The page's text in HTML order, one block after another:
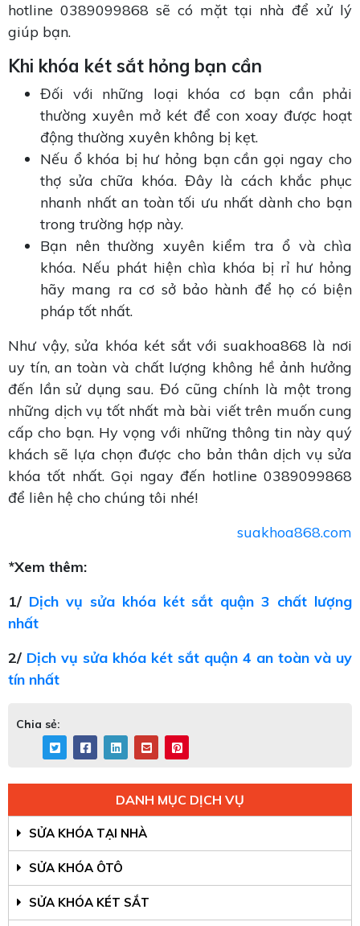
hotline 0389099868 sẽ có mặt tại nhà để xử lý
giúp bạn.
Khi khóa két sắt hỏng bạn cần
Đối với những loại khóa cơ bạn cần phải
thường xuyên mở két để con xoay được hoạt
động thường xuyên không bị kẹt.
Nếu ổ khóa bị hư hỏng bạn cần gọi ngay cho
thợ sửa chữa khóa. Đây là cách khắc phục
nhanh nhất an toàn tối ưu nhất dành cho bạn
trong trường hợp này.
Bạn nên thường xuyên kiểm tra ổ và chìa
khóa. Nếu phát hiện chìa khóa bị rỉ hư hỏng
hãy mang ra cơ sở bảo hành để họ có biện
pháp tốt nhất.
Như vậy, sửa khóa két sắt với suakhoa868 là nơi
uy tín, an toàn và chất lượng không hề ảnh hưởng
đến lần sử dụng sau. Đó cũng chính là một trong
những dịch vụ tốt nhất mà bài viết trên muốn cung
cấp cho bạn. Hy vọng với những thông tin này quý
khách sẽ lựa chọn được cho bản thân dịch vụ sửa
khóa tốt nhất. Gọi ngay đến hotline 0389099868
để liên hệ cho chúng tôi nhé!
suakhoa868.com
*Xem thêm:
1/ Dịch vụ sửa khóa két sắt quận 3 chất lượng
nhất
2/ Dịch vụ sửa khóa két sắt quận 4 an toàn và uy
tín nhất
Chia sẻ:
DANH MỤC DỊCH VỤ
SỬA KHÓA TẠI NHÀ
SỬA KHÓA ÔTÔ
SỬA KHÓA KÉT SẮT